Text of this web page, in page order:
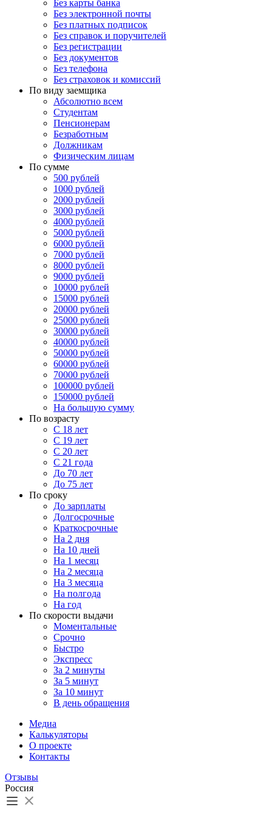
Без карты банка
Без электронной почты
Без платных подписок
Без справок и поручителей
Без регистрации
Без документов
Без телефона
Без страховок и комиссий
По виду заемщика
Абсолютно всем
Студентам
Пенсионерам
Безработным
Должникам
Физическим лицам
По сумме
500 рублей
1000 рублей
2000 рублей
3000 рублей
4000 рублей
5000 рублей
6000 рублей
7000 рублей
8000 рублей
9000 рублей
10000 рублей
15000 рублей
20000 рублей
25000 рублей
30000 рублей
40000 рублей
50000 рублей
60000 рублей
70000 рублей
100000 рублей
150000 рублей
На большую сумму
По возрасту
С 18 лет
С 19 лет
С 20 лет
С 21 года
До 70 лет
До 75 лет
По сроку
До зарплаты
Долгосрочные
Краткосрочные
На 2 дня
На 10 дней
На 1 месяц
На 2 месяца
На 3 месяца
На полгода
На год
По скорости выдачи
Моментальные
Срочно
Быстро
Экспресс
За 2 минуты
За 5 минут
За 10 минут
В день обращения
Медиа
Калькуляторы
О проекте
Контакты
Отзывы
Россия